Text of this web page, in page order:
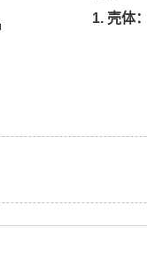
1. 壳体：